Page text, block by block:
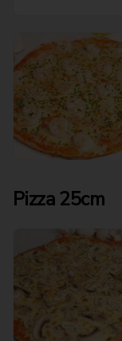
Pizza 25cm